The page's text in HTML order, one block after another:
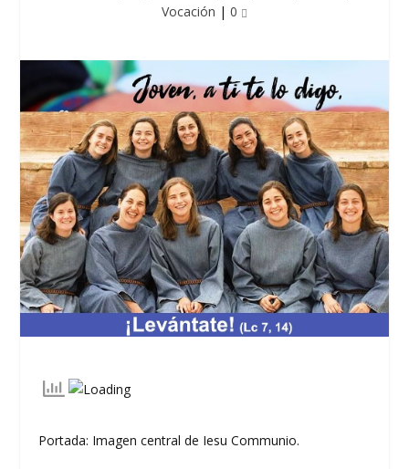
Vocación | 0
Portada: Imagen central de Iesu Communio.